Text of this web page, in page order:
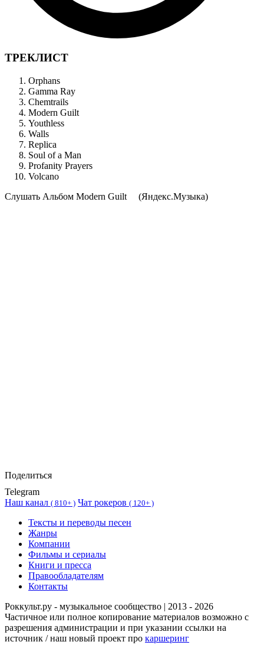
ТРЕКЛИСТ
Orphans
Gamma Ray
Chemtrails
Modern Guilt
Youthless
Walls
Replica
Soul of a Man
Profanity Prayers
Volcano
Cлушать Альбом Modern Guilt
(Яндекс.Музыка)
Поделиться
Telegram
Наш канал ( 810+ ) Чат рокеров ( 120+ )
Тексты и переводы песен
Жанры
Компании
Фильмы и сериалы
Книги и пресса
Правообладателям
Контакты
Роккульт.ру - музыкальное сообщество | 2013 - 2026
Частичное или полное копирование материалов возможно с
разрешения администрации и при указании ссылки на
источник / наш новый проект про каршеринг